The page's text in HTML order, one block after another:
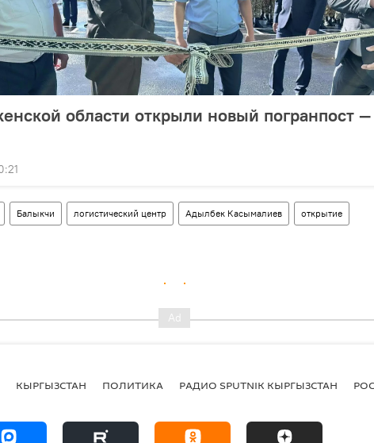
области открыли новый погранпост —
Балыкчи логистический центр Адылбек Касымалиев открытие
КЫРГЫЗСТАН ПОЛИТИКА РАДИО SPUTNIK КЫРГЫЗСТАН